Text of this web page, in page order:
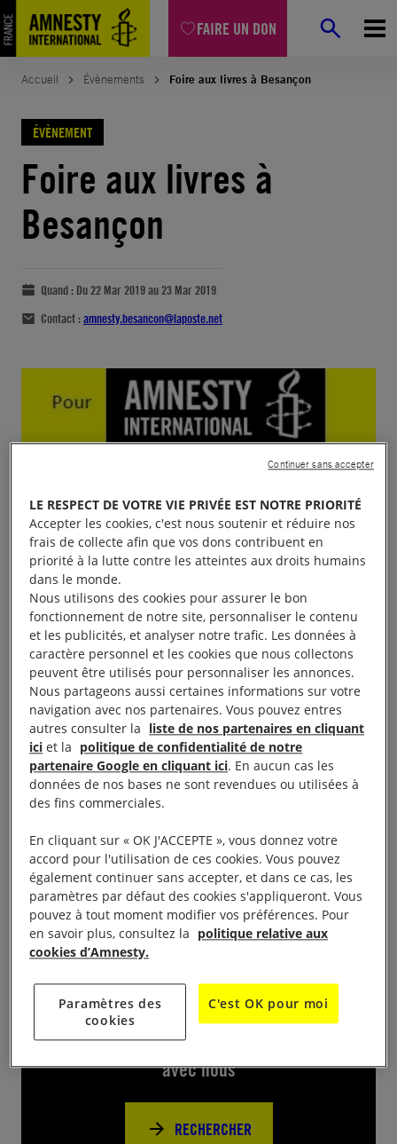
FAIRE UN DON
Accueil Évènements Foire aux livres à Besançon
ÉVÈNEMENT
Foire aux livres à
Besançon
Quand : Du 22 Mar 2019 au 23 Mar 2019
Contact :amnesty.besancon@laposte.net
Vente de livres d’occasion au profit d’Amnesty
dimanche 24 mars de 10h00 à 17h00 au Kursaal -
salle Proudhon, place Granvelle
Près de chez vous
Trouvez d’autres événements pour agir
avec nous
RECHERCHER
LE RESPECT DE VOTRE VIE PRIVÉE EST NOTRE PRIORITÉ
Accepter les cookies, c'est nous soutenir et réduire nos
frais de collecte afin que vos dons contribuent en
priorité à la lutte contre les atteintes aux droits humains
dans le monde.
Nous utilisons des cookies pour assurer le bon
fonctionnement de notre site, personnaliser le contenu
et les publicités, et analyser notre trafic. Les données à
caractère personnel et les cookies que nous collectons
peuvent être utilisés pour personnaliser les annonces.
Nous partageons aussi certaines informations sur votre
navigation avec nos partenaires. Vous pouvez entres
autres consulter la liste de nos partenaires en cliquant
ici et la politique de confidentialité de notre
partenaire Google en cliquant ici. En aucun cas les
données de nos bases ne sont revendues ou utilisées à
des fins commerciales.
En cliquant sur « OK J'ACCEPTE », vous donnez votre
accord pour l'utilisation de ces cookies. Vous pouvez
également continuer sans accepter, et dans ce cas, les
paramètres par défaut des cookies s'appliqueront. Vous
pouvez à tout moment modifier vos préférences. Pour
en savoir plus, consultez la politique relative aux
cookies d’Amnesty.
Paramètres des
cookies
C'est OK pour moi
Continuer sans accepter